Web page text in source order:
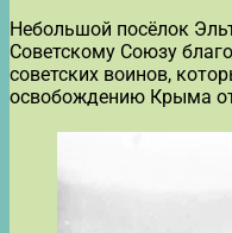
Небольшой посёлок
Советскому Союзу
советских воинов,
освобождению Крыма